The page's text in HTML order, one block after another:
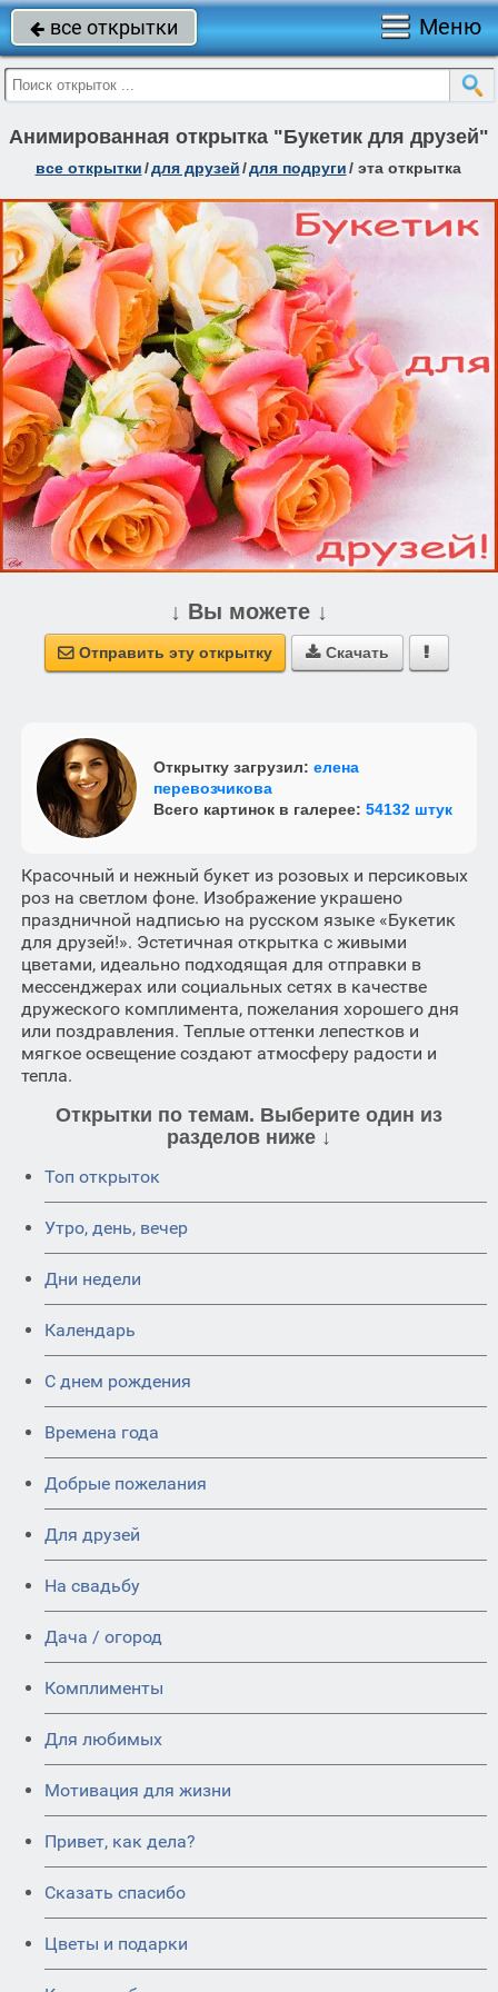
 все открытки Меню
Анимированная открытка "Букетик для друзей"
все открытки/для друзей/для подруги/ эта открытка
↓ Вы можете ↓
 Отправить эту открытку  Скачать 
Открытку загрузил: елена
перевозчикова
Всего картинок в галерее: 54132 штук
Красочный и нежный букет из розовых и персиковых
роз на светлом фоне. Изображение украшено
праздничной надписью на русском языке «Букетик
для друзей!». Эстетичная открытка с живыми
цветами, идеально подходящая для отправки в
мессенджерах или социальных сетях в качестве
дружеского комплимента, пожелания хорошего дня
или поздравления. Теплые оттенки лепестков и
мягкое освещение создают атмосферу радости и
тепла.
Открытки по темам. Выберите один из
разделов ниже ↓
Топ открыток
Утро, день, вечер
Дни недели
Календарь
C днем рождения
Времена года
Добрые пожелания
Для друзей
На свадьбу
Дача / огород
Комплименты
Для любимых
Мотивация для жизни
Привет, как дела?
Сказать спасибо
Цветы и подарки